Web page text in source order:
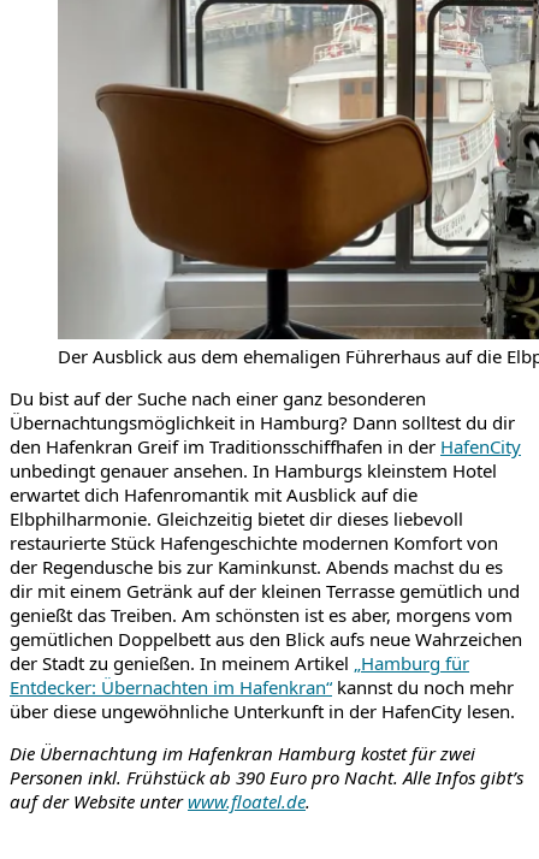
Der Ausblick aus dem ehemaligen Führerhaus auf die
Du bist auf der Suche nach einer ganz besonderen
Übernachtungsmöglichkeit in Hamburg? Dann solltest du dir
den Hafenkran Greif im Traditionsschiffhafen in der HafenCity
unbedingt genauer ansehen. In Hamburgs kleinstem Hotel
erwartet dich Hafenromantik mit Ausblick auf die
Elbphilharmonie. Gleichzeitig bietet dir dieses liebevoll
restaurierte Stück Hafengeschichte modernen Komfort von
der Regendusche bis zur Kaminkunst. Abends machst du es
dir mit einem Getränk auf der kleinen Terrasse gemütlich und
genießt das Treiben. Am schönsten ist es aber, morgens vom
gemütlichen Doppelbett aus den Blick aufs neue Wahrzeichen
der Stadt zu genießen. In meinem Artikel „Hamburg für
Entdecker: Übernachten im Hafenkran“ kannst du noch mehr
über diese ungewöhnliche Unterkunft in der HafenCity lesen.
Die Übernachtung im Hafenkran Hamburg kostet für zwei
Personen inkl. Frühstück ab 390 Euro pro Nacht. Alle Infos gibt’s
auf der Website unterwww.floatel.de.